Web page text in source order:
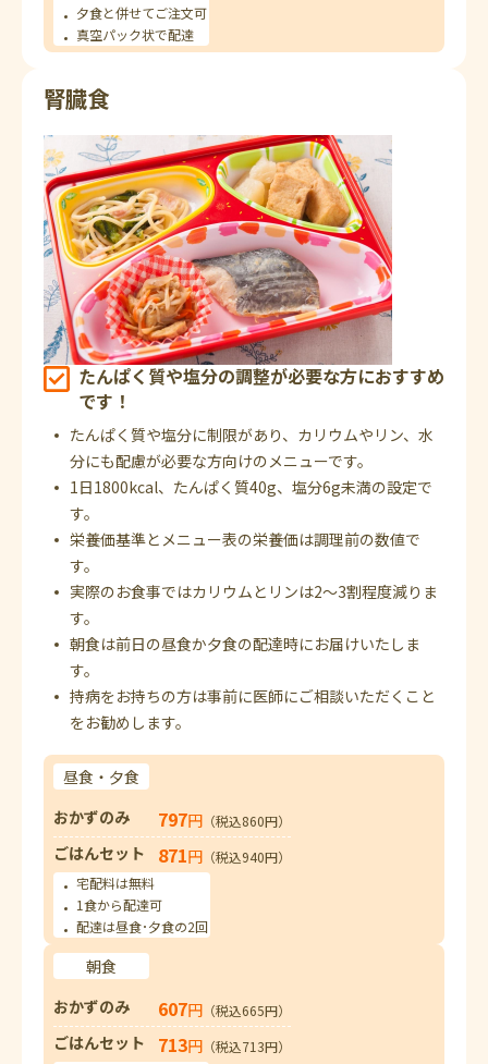
夕食と併せてご注文可
真空パック状で配達
腎臓食
たんぱく質や塩分の調整が必要な方におすすめ
です！
たんぱく質や塩分に制限があり、カリウムやリン、水
分にも配慮が必要な方向けのメニューです。
1日1800kcal、たんぱく質40g、塩分6g未満の設定で
す。
栄養価基準とメニュー表の栄養価は調理前の数値で
す。
実際のお食事ではカリウムとリンは2～3割程度減りま
す。
朝食は前日の昼食か夕食の配達時にお届けいたしま
す。
持病をお持ちの方は事前に医師にご相談いただくこと
をお勧めします。
昼食・夕食
おかずのみ
797円 （税込860円）
ごはんセット 871円 （税込940円）
宅配料は無料
1食から配達可
配達は昼食･夕食の2回
朝食
おかずのみ
607円 （税込665円）
ごはんセット 713円 （税込713円）